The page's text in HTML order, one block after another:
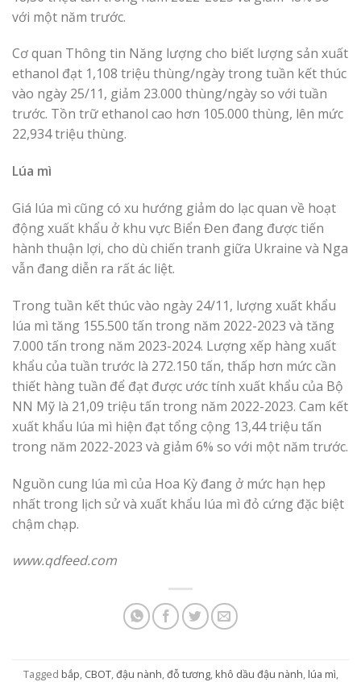
với một năm trước.
Cơ quan Thông tin Năng lượng cho biết lượng sản xuất
ethanol đạt 1,108 triệu thùng/ngày trong tuần kết thúc
vào ngày 25/11, giảm 23.000 thùng/ngày so với tuần
trước. Tồn trữ ethanol cao hơn 105.000 thùng, lên mức
22,934 triệu thùng.
Lúa mì
Giá lúa mì cũng có xu hướng giảm do lạc quan về hoạt
động xuất khẩu ở khu vực Biển Đen đang được tiến
hành thuận lợi, cho dù chiến tranh giữa Ukraine và Nga
vẫn đang diễn ra rất ác liệt.
Trong tuần kết thúc vào ngày 24/11, lượng xuất khẩu
lúa mì tăng 155.500 tấn trong năm 2022-2023 và tăng
7.000 tấn trong năm 2023-2024. Lượng xếp hàng xuất
khẩu của tuần trước là 272.150 tấn, thấp hơn mức cần
thiết hàng tuần để đạt được ước tính xuất khẩu của Bộ
NN Mỹ là 21,09 triệu tấn trong năm 2022-2023. Cam kết
xuất khẩu lúa mì hiện đạt tổng cộng 13,44 triệu tấn
trong năm 2022-2023 và giảm 6% so với một năm trước.
Nguồn cung lúa mì của Hoa Kỳ đang ở mức hạn hẹp
nhất trong lịch sử và xuất khẩu lúa mì đỏ cứng đặc biệt
chậm chạp.
www.qdfeed.com
Tagged bắp, CBOT,đậu nành,đỗ tương, khô dầu đậu nành, lúa mì,